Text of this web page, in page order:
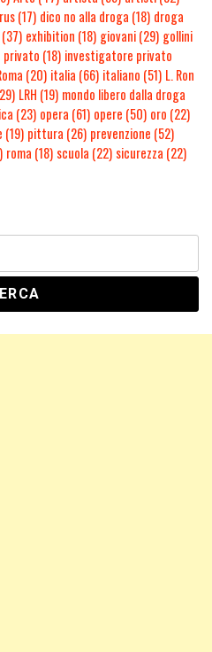
(17) dico no alla droga (18) droga
(37) exhibition (18) giovani(29) gollini
(18) investigatore privato
(20) italia (66) italiano (51) L. Ron
LRH (19) mondo libero dalla droga
(23) opera (61) opere (50) oro (22)
(19) pittura (26) prevenzione (52)
roma (18) scuola (22) sicurezza (22)